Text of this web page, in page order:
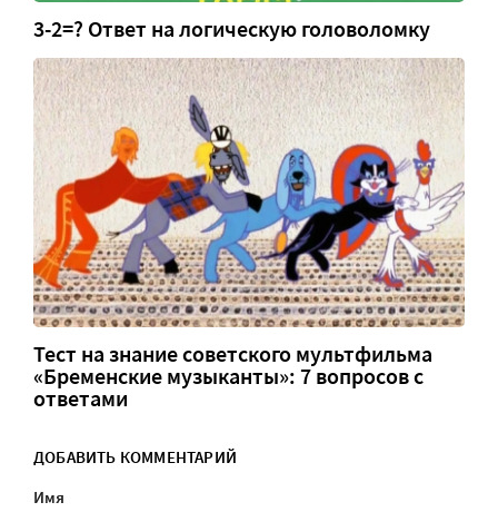
3-2=? Ответ на логическую головоломку
Тест на знание советского мультфильма
«Бременские музыканты»: 7 вопросов с
ответами
ДОБАВИТЬ КОММЕНТАРИЙ
Имя